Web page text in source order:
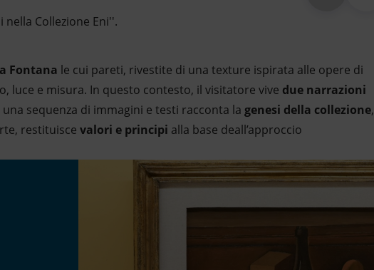
Collezione Eni''.
Fontana le cui pareti, rivestite di una texture ispirata alle opere di
luce e misura. In questo contesto, il visitatore vive due narrazioni
sequenza di immagini e testi racconta la genesi della collezione,
restituisce valori e principi alla base deall’approccio